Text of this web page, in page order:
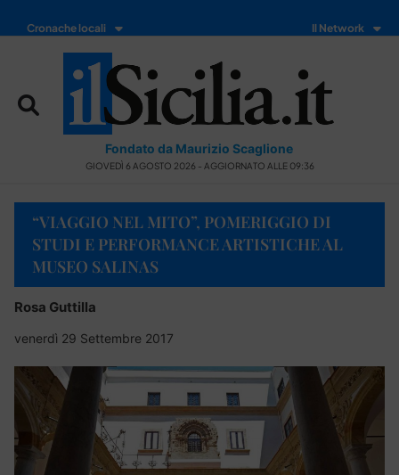
Cronache locali Il Network
Fondato da Maurizio Scaglione
GIOVEDÌ 6 AGOSTO 2026 - AGGIORNATO ALLE 09:36
“VIAGGIO NEL MITO”, POMERIGGIO DI
STUDI E PERFORMANCE ARTISTICHE AL
MUSEO SALINAS
Rosa Guttilla
venerdì 29 Settembre 2017